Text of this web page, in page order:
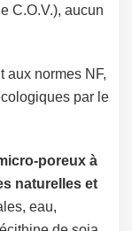
C.O.V.), aucun
aux normes NF,
par le
poreux à
naturelles et
eau,